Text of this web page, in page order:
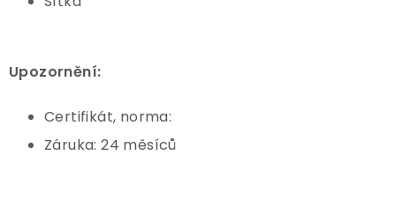
Upozornění:
Certifikát, norma:
Záruka: 24 měsíců